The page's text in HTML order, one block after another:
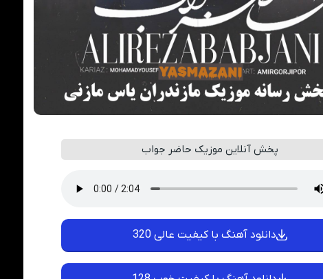
پخش آنلاین موزیک حاضر جواب
دانلود آهنگ با کیفیت عالی 320